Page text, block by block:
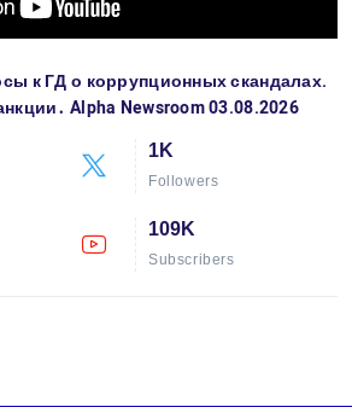
к ГД о коррупционных скандалах.
Alpha Newsroom 03.08.2026
1K
Followers
109K
Subscribers